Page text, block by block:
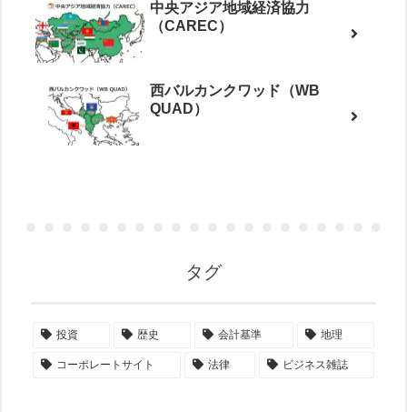
中央アジア地域経済協力
（CAREC）
西バルカンクワッド（WB
QUAD）
タグ
投資 歴史 会計基準 地理
コーポレートサイト 法律 ビジネス雑誌